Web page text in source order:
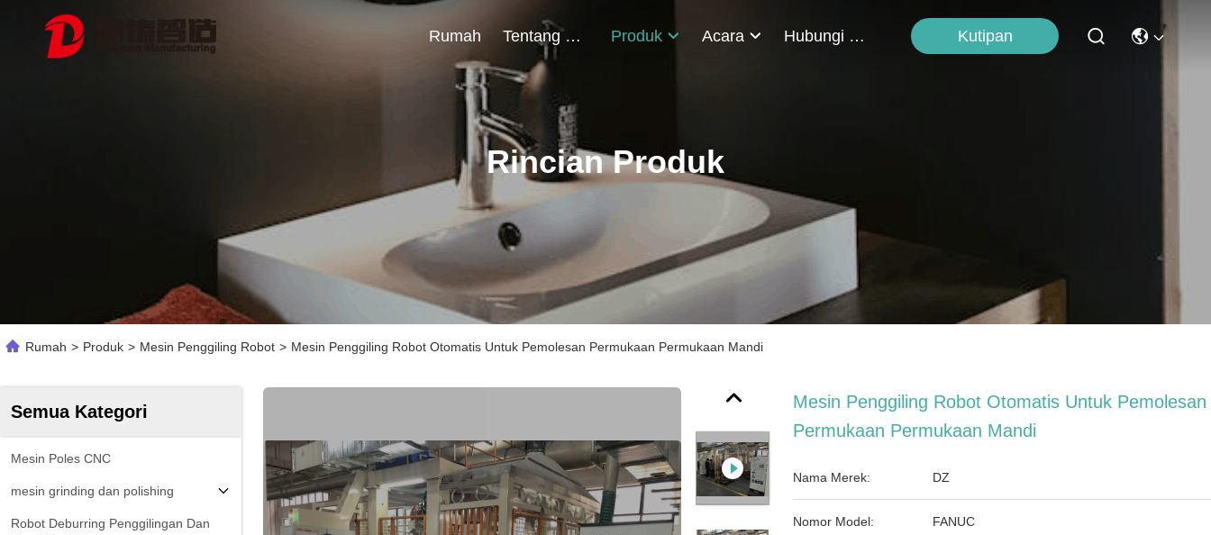
Rumah Tentang Kami Produk Acara Hubungi Kami Kutipan
Rincian Produk
Rumah > Produk > Mesin Penggiling Robot > Mesin Penggiling Robot Otomatis Untuk Pemolesan Permukaan Permukaan Mandi
Semua Kategori
Mesin Poles CNC
mesin grinding dan polishing
Robot Deburring Penggilingan Dan
Mesin Penggiling Robot Otomatis Untuk Pemolesan
Permukaan Permukaan Mandi
Nama Merek: DZ
Nomor Model: FANUC